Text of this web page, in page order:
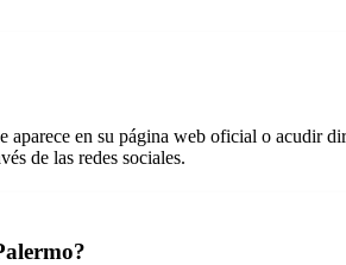
en su página web oficial o acudir
de las redes sociales.